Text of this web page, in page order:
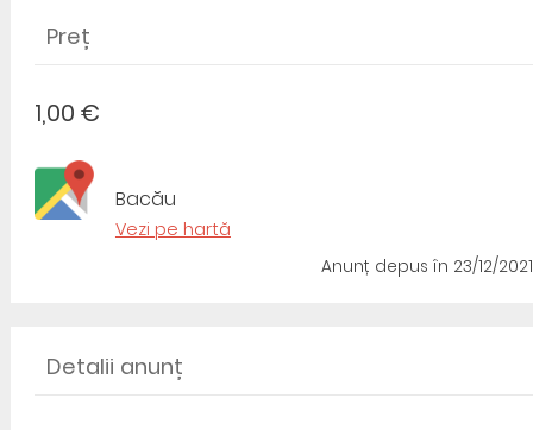
Preț
1,00 €
Bacău
Vezi pe hartă
Anunț depus în 23/12/2021
Detalii anunț